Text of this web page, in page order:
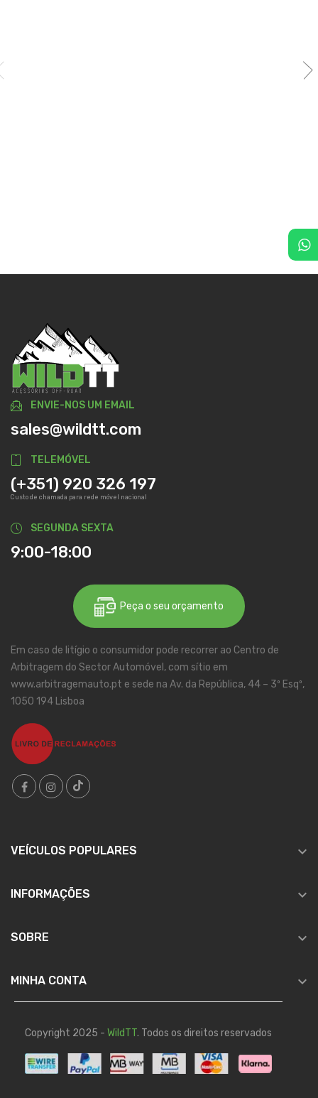
ENVIE-NOS UM EMAIL
sales@wildtt.com
TELEMÓVEL
(+351) 920 326 197
Custo de chamada para rede móvel nacional
SEGUNDA SEXTA
9:00-18:00
Peça o seu orçamento
Em caso de litígio o consumidor pode recorrer ao Centro de
Arbitragem do Sector Automóvel, com sítio em
www.arbitragemauto.pt e sede na Av. da República, 44 – 3º Esqº,
1050 194 Lisboa
VEÍCULOS POPULARES 
INFORMAÇÕES 
SOBRE 
MINHA CONTA 
Copyright 2025 - WildTT. Todos os direitos reservados